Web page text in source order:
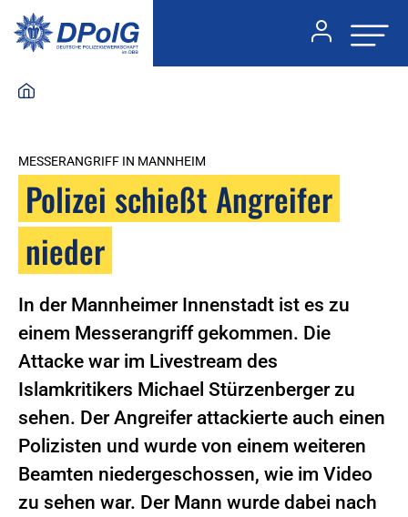
MESSERANGRIFF IN MANNHEIM
Polizei schießt Angreifer
nieder
In der Mannheimer Innenstadt ist es zu
einem Messerangriff gekommen. Die
Attacke war im Livestream des
Islamkritikers Michael Stürzenberger zu
sehen. Der Angreifer attackierte auch einen
Polizisten und wurde von einem weiteren
Beamten niedergeschossen, wie im Video
zu sehen war. Der Mann wurde dabei nach